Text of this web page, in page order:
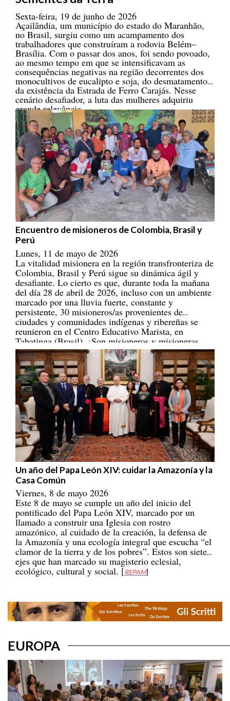
Sexta-feira, 19 de junho de 2026
Açailândia, um município do estado do Maranhão,
no Brasil, surgiu como um acampamento dos
trabalhadores que construíram a rodovia Belém–
Brasília. Com o passar dos anos, foi sendo povoado,
ao mesmo tempo em que se intensificavam as
consequências negativas na região decorrentes dos
monocultivos de eucalipto e soja, do desmatamento e
da existência da Estrada de Ferro Carajás. Nesse
cenário desafiador, a luta das mulheres adquiriu
grande relevância.
Encuentro de misioneros de Colombia, Brasil y
Perú
Lunes, 11 de mayo de 2026
La vitalidad misionera en la región transfronteriza de
Colombia, Brasil y Perú sigue su dinámica ágil y
desafiante. Lo cierto es que, durante toda la mañana
del día 28 de abril de 2026, incluso con un ambiente
marcado por una lluvia fuerte, constante y
persistente, 30 misioneros/as provenientes de
ciudades y comunidades indígenas y ribereñas se
reunieron en el Centro Educativo Marista, en
Tabatinga (Brasil). ¡Son misioneros y misioneras
portadores/as de esperanza! [REPAM]
Un año del Papa León XIV: cuidar la Amazonía y la
Casa Común
Viernes, 8 de mayo 2026
Este 8 de mayo se cumple un año del inicio del
pontificado del Papa León XIV, marcado por un
llamado a construir una Iglesia con rostro
amazónico, al cuidado de la creación, la defensa de
la Amazonía y una ecología integral que escucha “el
clamor de la tierra y de los pobres”. Estos son siete
ejes que han marcado su magisterio eclesial,
ecológico, cultural y social. [REPAM]